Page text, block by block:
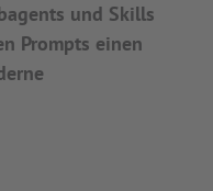
und Skills
Prompts einen